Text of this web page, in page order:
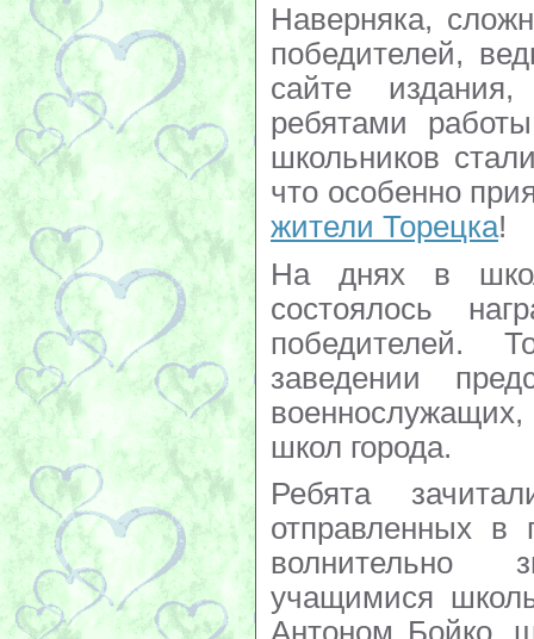
Наверняка,
победителей,
сайте
ребятами
школьников
что особенно
жители Торецка!
На днях в
состоялось
победителей.
заведении
школ города.
Ребята
отправленных в
волнительно
учащимися
Антоном Бойко,